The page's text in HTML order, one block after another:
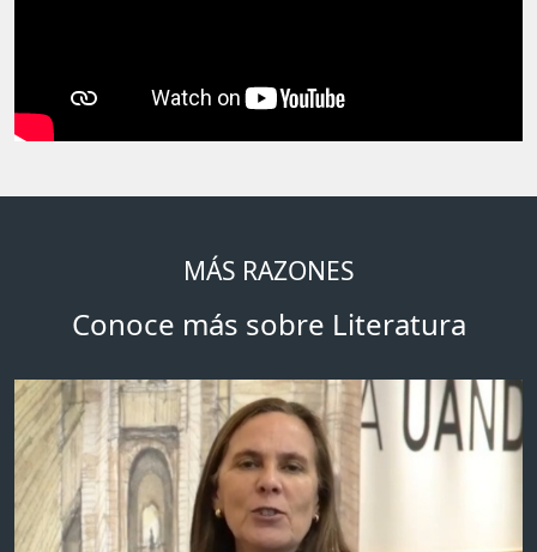
MÁS RAZONES
Conoce más sobre Literatura